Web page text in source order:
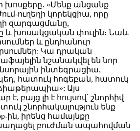
խոսքերը․ «Մենք անցանք
ուղեղի կորեկցիա, որը
զարգացմանը,
և խոսակցական փուլին։ Նաև
և ընդհանուր
Կա դրական
նշանակվել են նոր
ինտեգրացիա,
հատուկ հոգեբան, հատուկ
Այս
բայց լի է հույսով՝ շնորհիվ
շնորհակալություն ենք
ին, իրենց համայնքը
բուժման ապահովման